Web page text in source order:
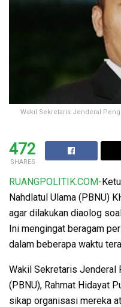
Wakil Sekretaris Jenderal
472
SHARES
RUANGPOLITIK.COM-
Nahdlatul Ulama (PBNU)
agar dilakukan diaolog
Ini mengingat beragam
dalam beberapa waktu
Wakil Sekretaris Jenderal
(PBNU), Rahmat Hidayat
sikap organisasi mereka